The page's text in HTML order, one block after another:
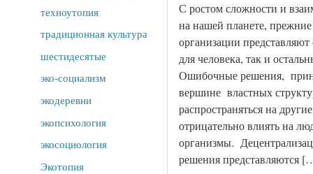
С ростом сложности и
на нашей планете,
организации
для человека, так и
Ошибочные решения,
вершине властных
распространяться на
отрицательно влиять на
организмы.
решения представляются
техноутопия
традиционная культура
шестидесятые
эко-социализм
экодеревни
экопсихология
экосоциология
Экотопия